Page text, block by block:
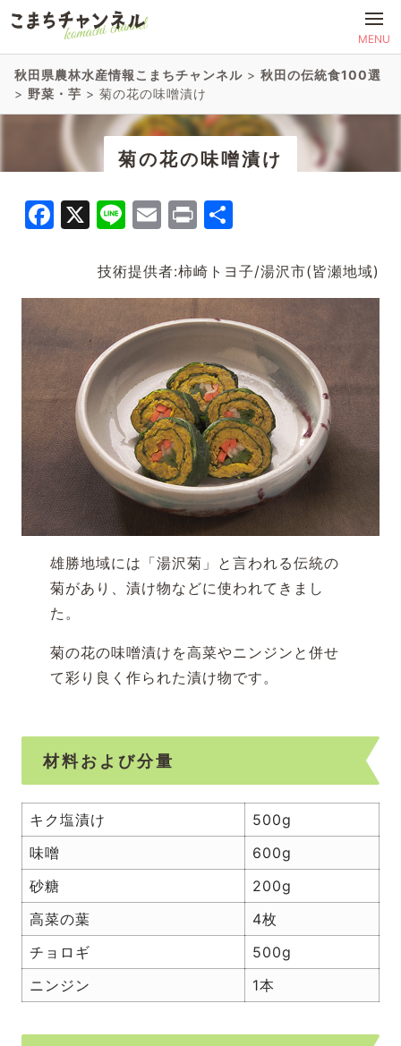
MENU
秋田県農林水産情報こまちチャンネル > 秋田の伝統食100選
> 野菜・芋 > 菊の花の味噌漬け
菊の花の味噌漬け
Facebook
X LineEmail
Print
技術提供者:柿崎トヨ子/湯沢市(皆瀬地域)
雄勝地域には「湯沢菊」と言われる伝統の
菊があり、漬け物などに使われてきまし
た。
菊の花の味噌漬けを高菜やニンジンと併せ
て彩り良く作られた漬け物です。
材料および分量
キク塩漬け
500g
味噌
600g
砂糖
200g
高菜の葉
4枚
チョロギ
500g
ニンジン
1本